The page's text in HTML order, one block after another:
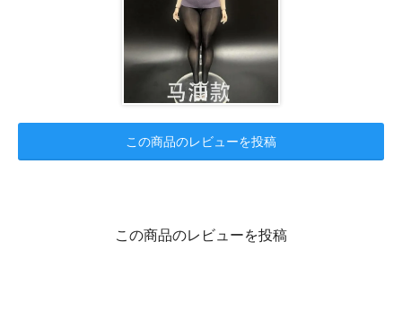
この商品のレビューを投稿
この商品のレビューを投稿